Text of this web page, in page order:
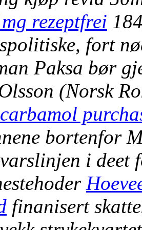
rezeptfrei
fort
Paksa bør
(Norsk
bortenfor
i deet
finanisert